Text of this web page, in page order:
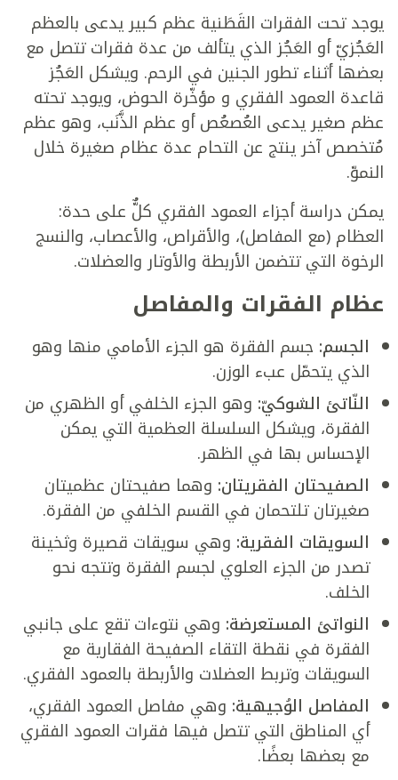
يوجد تحت الفقرات القَطَنية عظم كبير يدعى بالعظم
العَجُزيّ أو العَجُز الذي يتألف من عدة فقرات تتصل مع
بعضها أثناء تطور الجنين في الرحم. ويشكل العَجُز
قاعدة العمود الفقري و مؤخّرة الحوض، ويوجد تحته
عظم صغير يدعى العُصعُص أو عظم الذَّنَب، وهو عظم
مُتخصص آخر ينتج عن التحام عدة عظام صغيرة خلال
النموّ.
يمكن دراسة أجزاء العمود الفقري كلٌّ على حدة:
العظام (مع المفاصل)، والأقراص، والأعصاب، والنسج
الرخوة التي تتضمن الأربطة والأوتار والعضلات.
عظام الفقرات والمفاصل
الجسم: جسم الفقرة هو الجزء الأمامي منها وهو
الذي يتحمّل عبء الوزن.
النّاتئ الشوكيّ: وهو الجزء الخلفي أو الظهري من
الفقرة، ويشكل السلسلة العظمية التي يمكن
الإحساس بها في الظهر.
الصفيحتان الفقريتان: وهما صفيحتان عظميتان
صغيرتان تلتحمان في القسم الخلفي من الفقرة.
السويقات الفقرية: وهي سويقات قصيرة وثخينة
تصدر من الجزء العلوي لجسم الفقرة وتتجه نحو
الخلف.
النواتئ المستعرضة: وهي نتوءات تقع على جانبي
الفقرة في نقطة التقاء الصفيحة الفقارية مع
السويقات وتربط العضلات والأربطة بالعمود الفقري.
المفاصل الوُجيهية: وهي مفاصل العمود الفقري،
أي المناطق التي تتصل فيها فقرات العمود الفقري
مع بعضها بعضًا.